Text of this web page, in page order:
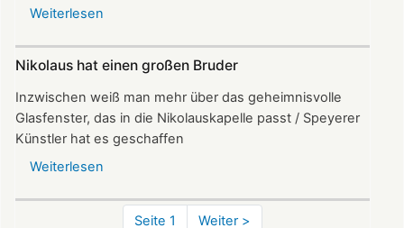
Weiterlesen
Mundartpoet
mit
Herz
wird
Nikolaus hat einen großen Bruder
Inzwischen weiß man mehr über das geheimnisvolle
Glasfenster, das in die Nikolauskapelle passt / Speyerer
Künstler hat es geschaffen
Weiterlesen
hat
Seitennummerierung
Seite 1 Nächste
Weiter >